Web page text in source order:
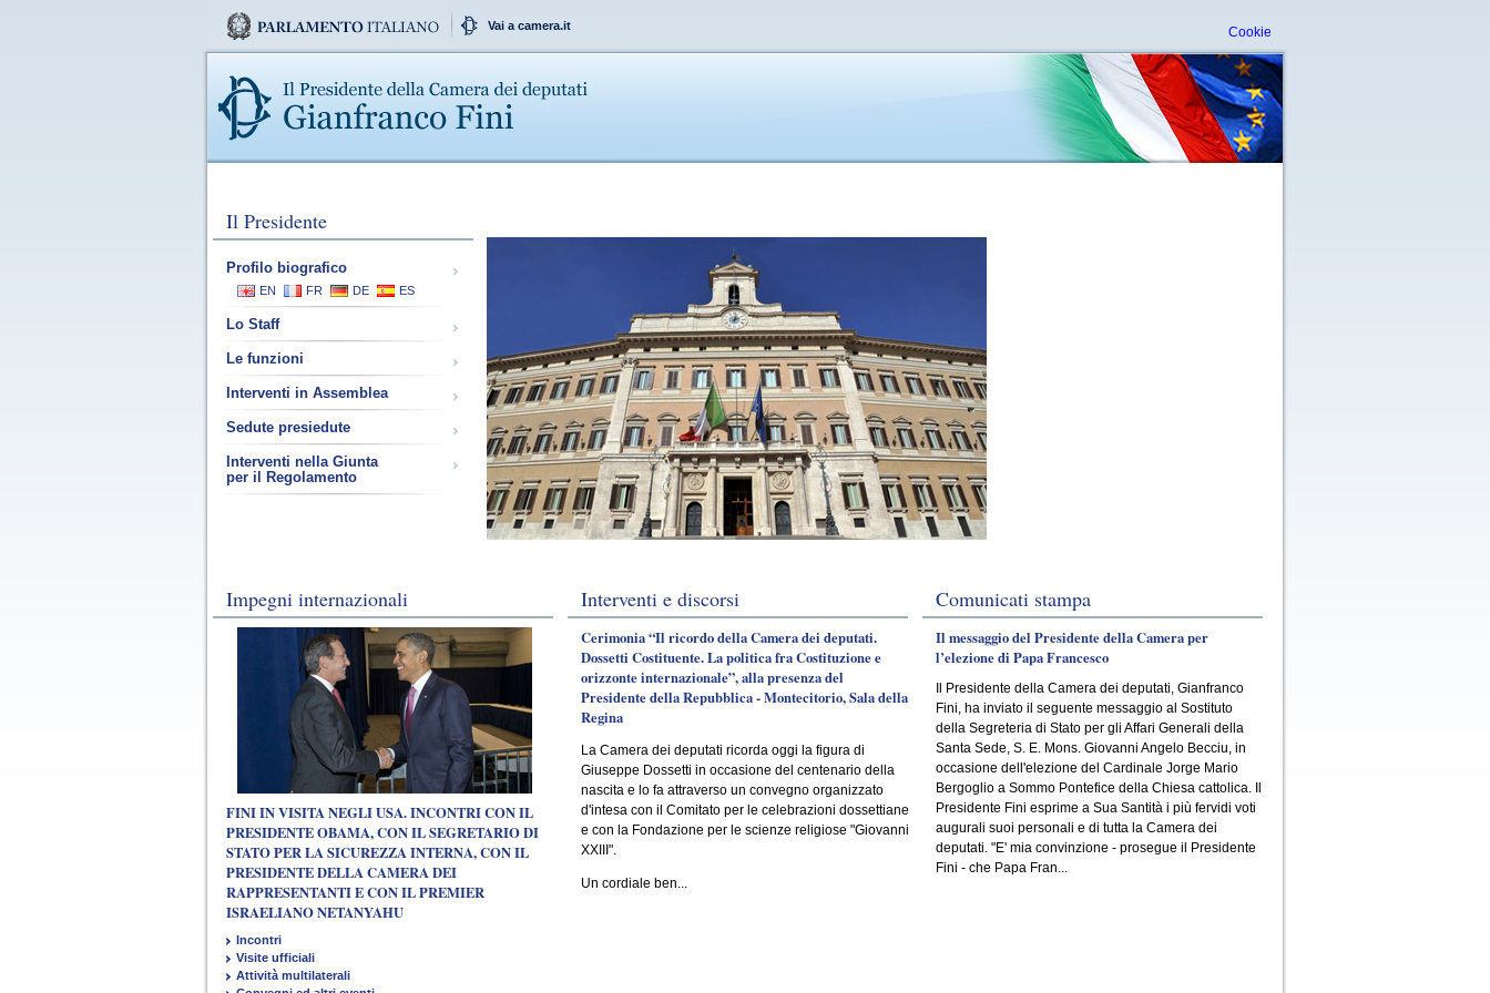
Vai a camera.it Cookie
Il Presidente
Profilo biografico
EN FR DE ES
Lo Staff
Le funzioni
Interventi in Assemblea
Sedute presiedute
Interventi nella Giunta
per il Regolamento
Impegni internazionali
FINI IN VISITA NEGLI USA. INCONTRI CON IL
PRESIDENTE OBAMA, CON IL SEGRETARIO DI
STATO PER LA SICUREZZA INTERNA, CON IL
PRESIDENTE DELLA CAMERA DEI
RAPPRESENTANTI E CON IL PREMIER
ISRAELIANO NETANYAHU
Incontri
Visite ufficiali
Attività multilaterali
Interventi e discorsi
Cerimonia “Il ricordo della Camera dei deputati.
Dossetti Costituente. La politica fra Costituzione e
orizzonte internazionale”, alla presenza del
Presidente della Repubblica - Montecitorio, Sala della
Regina
La Camera dei deputati ricorda oggi la figura di
Giuseppe Dossetti in occasione del centenario della
nascita e lo fa attraverso un convegno organizzato
d'intesa con il Comitato per le celebrazioni dossettiane
e con la Fondazione per le scienze religiose "Giovanni
XXIII".
Un cordiale ben...
Comunicati stampa
Il messaggio del Presidente della Camera per
l’elezione di Papa Francesco
Il Presidente della Camera dei deputati, Gianfranco
Fini, ha inviato il seguente messaggio al Sostituto
della Segreteria di Stato per gli Affari Generali della
Santa Sede, S. E. Mons. Giovanni Angelo Becciu, in
occasione dell'elezione del Cardinale Jorge Mario
Bergoglio a Sommo Pontefice della Chiesa cattolica. Il
Presidente Fini esprime a Sua Santità i più fervidi voti
augurali suoi personali e di tutta la Camera dei
deputati. "E' mia convinzione - prosegue il Presidente
Fini - che Papa Fran...